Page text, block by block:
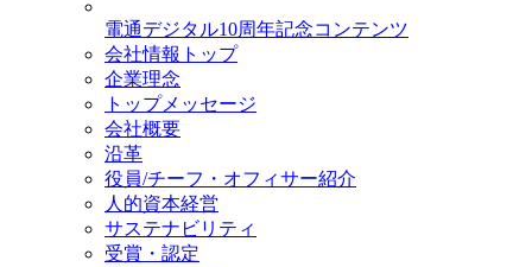
電通デジタル10周年記念コンテンツ
会社情報トップ
企業理念
トップメッセージ
会社概要
沿革
役員/チーフ・オフィサー紹介
人的資本経営
サステナビリティ
受賞・認定